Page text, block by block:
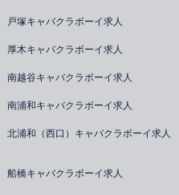
戸塚キャバクラボーイ求人
厚木キャバクラボーイ求人
南越谷キャバクラボーイ求人
南浦和キャバクラボーイ求人
北浦和（西口）キャバクラボーイ求人
船橋キャバクラボーイ求人